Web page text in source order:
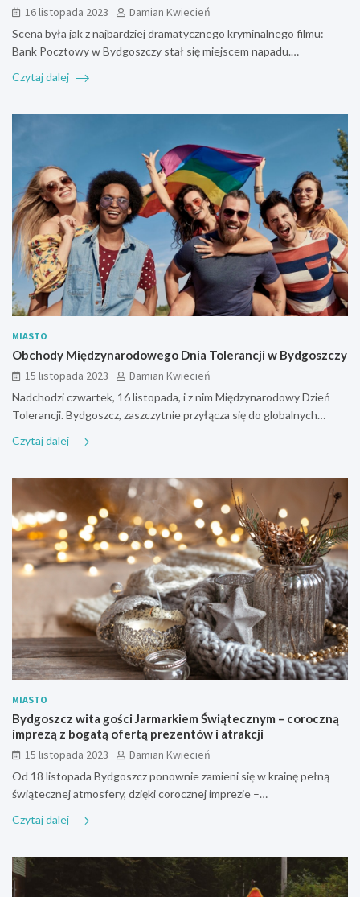
16 listopada 2023
Damian Kwiecień
Scena była jak z najbardziej dramatycznego kryminalnego filmu:
Bank Pocztowy w Bydgoszczy stał się miejscem napadu.…
Czytaj dalej
MIASTO
Obchody Międzynarodowego Dnia Tolerancji w Bydgoszczy
15 listopada 2023
Damian Kwiecień
Nadchodzi czwartek, 16 listopada, i z nim Międzynarodowy Dzień
Tolerancji. Bydgoszcz, zaszczytnie przyłącza się do globalnych…
Czytaj dalej
MIASTO
Bydgoszcz wita gości Jarmarkiem Świątecznym – coroczną
imprezą z bogatą ofertą prezentów i atrakcji
15 listopada 2023
Damian Kwiecień
Od 18 listopada Bydgoszcz ponownie zamieni się w krainę pełną
świątecznej atmosfery, dzięki corocznej imprezie –…
Czytaj dalej